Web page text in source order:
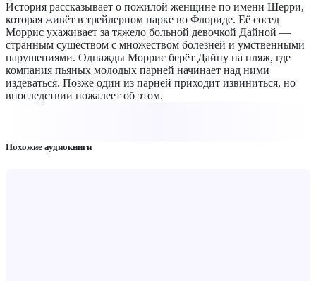
История рассказывает о пожилой женщине по имени Шерри,
которая живёт в трейлерном парке во Флориде. Её сосед
Моррис ухаживает за тяжело больной девочкой Дайной —
странным существом с множеством болезней и умственными
нарушениями. Однажды Моррис берёт Дайну на пляж, где
компания пьяных молодых парней начинает над ними
издеваться. Позже один из парней приходит извиниться, но
впоследствии пожалеет об этом.
Похожие аудиокниги